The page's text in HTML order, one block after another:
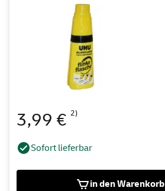
3,99 € 2)
Sofort lieferbar
in den Warenkorb